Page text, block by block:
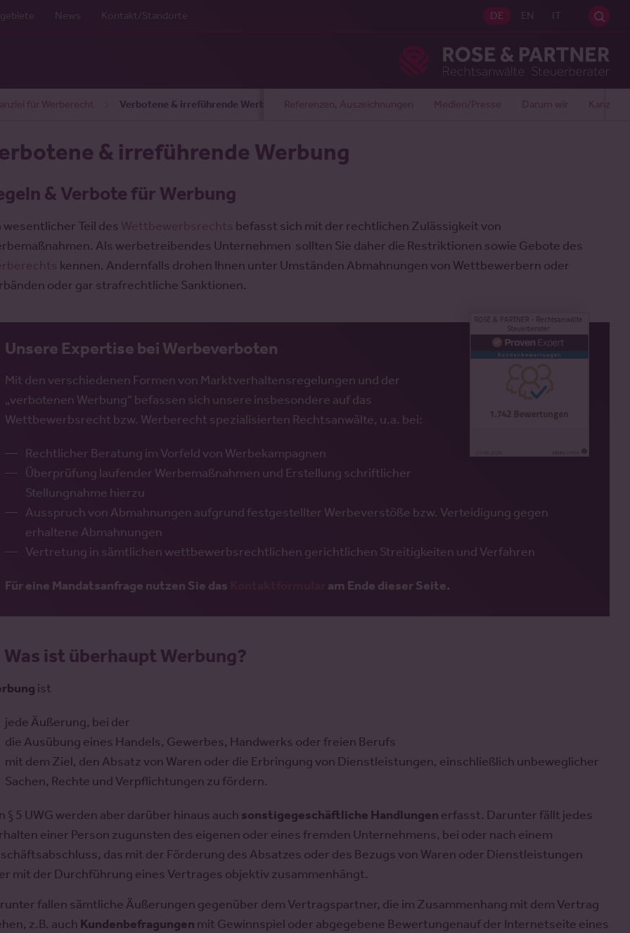
News Kontakt/Standorte DE EN IT
für Werberecht Verbotene & irreführende Werbung Referenzen, Auszeichnungen Medien/Presse Darum wir Kanzlei
& irreführende Werbung
& Verbote für Werbung
wesentlicher Teil des Wettbewerbsrechts befasst sich mit der rechtlichen Zulässigkeit von
Als werbetreibendes Unternehmen sollten Sie daher die Restriktionen sowie Gebote des
kennen. Andernfalls drohen Ihnen unter Umständen Abmahnungen von Wettbewerbern oder
oder gar strafrechtliche Sanktionen.
Unsere Expertise bei Werbeverboten
Mit den verschiedenen Formen von Marktverhaltensregelungen und der
„verbotenen Werbung“ befassen sich unsere insbesondere auf das
Wettbewerbsrecht bzw. Werberecht spezialisierten Rechtsanwälte, u.a. bei:
Rechtlicher Beratung im Vorfeld von Werbekampagnen
Überprüfung laufender Werbemaßnahmen und Erstellung schriftlicher
Stellungnahme hierzu
Ausspruch von Abmahnungen aufgrund festgestellter Werbeverstöße bzw. Verteidigung gegen
erhaltene Abmahnungen
Vertretung in sämtlichen wettbewerbsrechtlichen gerichtlichen Streitigkeiten und Verfahren
Für eine Mandatsanfrage nutzen Sie das am Ende dieser Seite.
Was ist überhaupt Werbung?
ist
jede Äußerung, bei der
die Ausübung eines Handels, Gewerbes, Handwerks oder freien Berufs
mit dem Ziel, den Absatz von Waren oder die Erbringung von Dienstleistungen, einschließlich unbeweglicher
Sachen, Rechte und Verpflichtungen zu fördern.
§ 5 UWG werden aber darüber hinaus auch sonstigegeschäftliche Handlungen erfasst. Darunter fällt jedes
einer Person zugunsten des eigenen oder eines fremden Unternehmens, bei oder nach einem
das mit der Förderung des Absatzes oder des Bezugs von Waren oder Dienstleistungen
mit der Durchführung eines Vertrages objektiv zusammenhängt.
fallen sämtliche Äußerungen gegenüber dem Vertragspartner, die im Zusammenhang mit dem Vertrag
z.B. auch Kundenbefragungen mit Gewinnspiel oder abgegebene Bewertungenauf der Internetseite eines